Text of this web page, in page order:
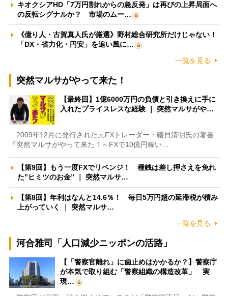
キオクシアHD「7万円割れからの急反発」は再びの上昇局面へ
の反転シグナルか？ 市場のムー…
《億り人・古賀真人氏が厳選》野村総合研究所だけじゃない！
「DX・省力化・円安」を追い風に…
一覧を見る
突然マルサがやって来た！
【最終回】1億6000万円の負債と引き換えに手に
入れたプライスレスな経験 ｜ 突然マルサがや…
2009年12月に発行された元FXトレーダー・磯貝清明氏の著書
『突然マルサがやって来た！～FXで10億円稼い…
【第9回】もう一度FXでリベンジ！ 種銭は差し押さえを免れ
た”ヒミツのお金” ｜ 突然マルサ…
【第8回】年利はなんと14.6％！ 毎日5万円超の延滞税が積み
上がっていく ｜ 突然マルサ…
一覧を見る
河合雅司「人口減少ニッポンの活路」
【「警察官離れ」に歯止めはかかるか？】警察庁
が本気で取り組む「警察組織の構造改革」 実
現…